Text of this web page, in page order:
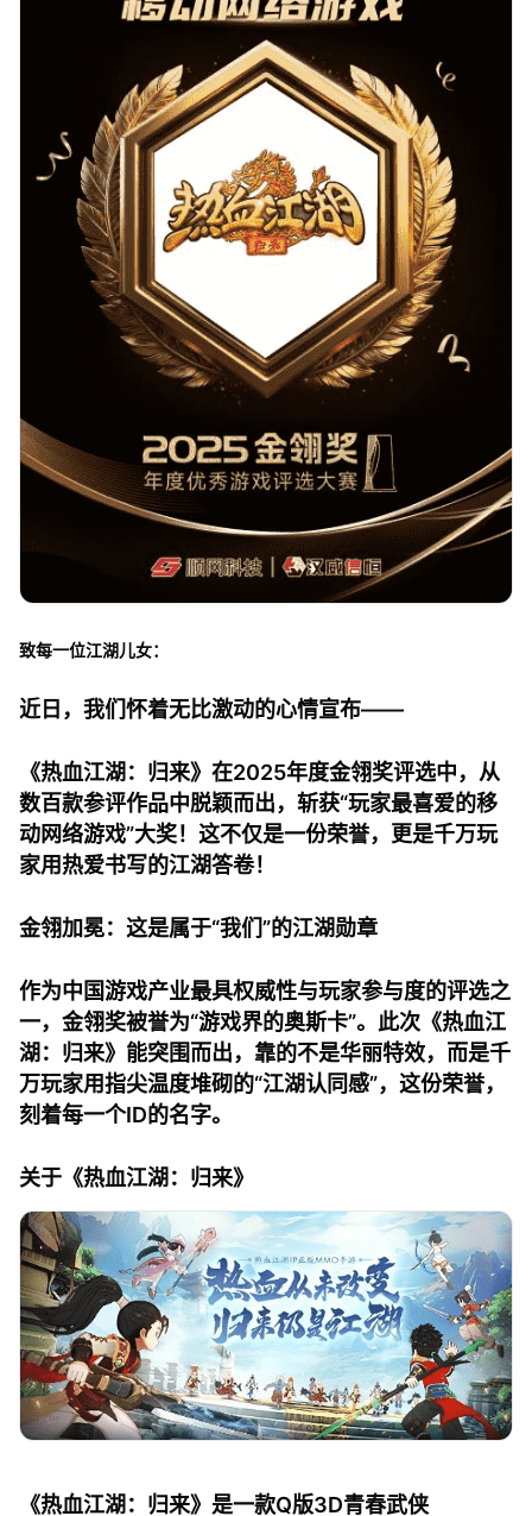
致每一位江湖儿女：
近日，我们怀着无比激动的心情宣布——
《热血江湖：归来》在2025年度金翎奖评选中，从
数百款参评作品中脱颖而出，斩获“玩家最喜爱的移
动网络游戏”大奖！这不仅是一份荣誉，更是千万玩
家用热爱书写的江湖答卷！
金翎加冕：这是属于“我们”的江湖勋章
作为中国游戏产业最具权威性与玩家参与度的评选之
一，金翎奖被誉为“游戏界的奥斯卡”。此次《热血江
湖：归来》能突围而出，靠的不是华丽特效，而是千
万玩家用指尖温度堆砌的“江湖认同感”，这份荣誉，
刻着每一个ID的名字。
关于《热血江湖：归来》
《热血江湖：归来》是一款Q版3D青春武侠